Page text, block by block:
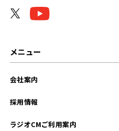
メニュー
会社案内
採用情報
ラジオCMご利用案内